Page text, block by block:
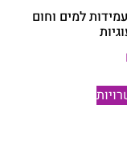
למים וחום
למוצר
זה